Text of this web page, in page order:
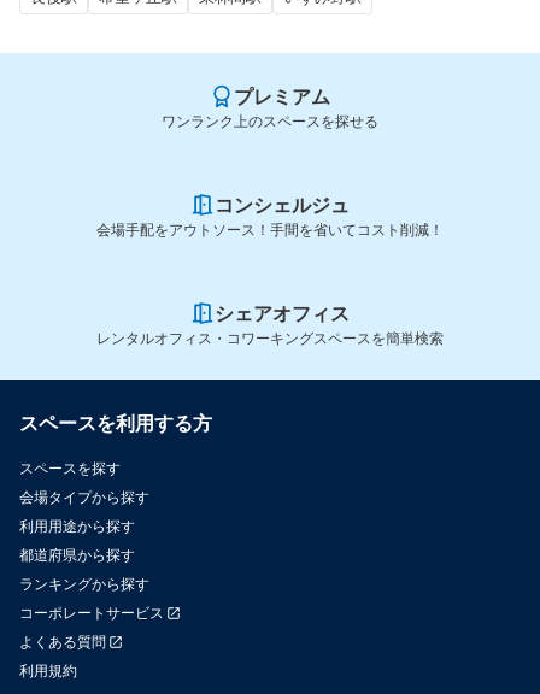
プレミアム
ワンランク上のスペースを探せる
コンシェルジュ
会場手配をアウトソース！手間を省いてコスト削減！
シェアオフィス
レンタルオフィス・コワーキングスペースを簡単検索
スペースを利用する方
スペースを探す
会場タイプから探す
利用用途から探す
都道府県から探す
ランキングから探す
コーポレートサービス
よくある質問
利用規約